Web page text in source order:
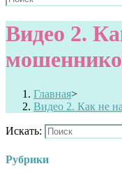
Видео 2.
Главная>
Видео 2. Как не
Искать:
Рубрики